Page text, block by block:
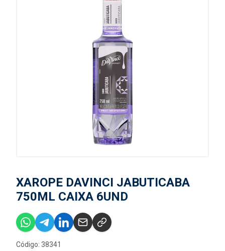
XAROPE DAVINCI JABUTICABA
750ML CAIXA 6UND
Código: 38341